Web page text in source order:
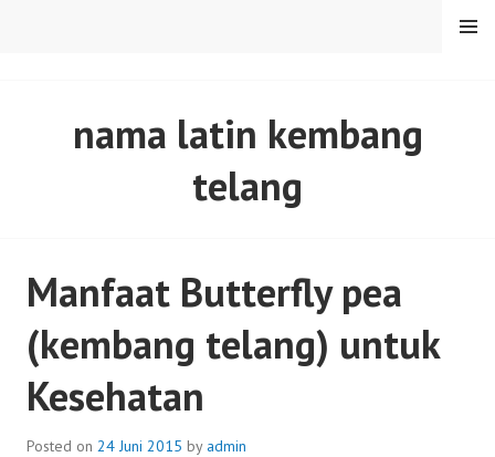
MENU
nama latin kembang
telang
Manfaat Butterfly pea
(kembang telang) untuk
Kesehatan
Posted on 24 Juni 2015 by admin